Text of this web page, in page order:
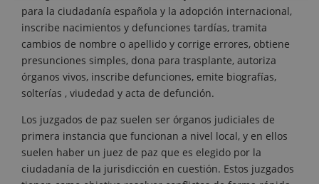
para la ciudadanía española y la adopción internacional,
inscribe nacimientos y defunciones tardías, tramita
cambios de nombre o apellido y corrige errores, obtiene
presunciones simples, dona para trasplante, autoriza
órganos vivos, inscribe defunciones, emite biografías,
solterías , viudedad y acta de defunción.
Los juzgados de paz suelen ser órganos judiciales de
primera instancia que funcionan a nivel local, y en ellos
suelen haber un juez de paz que es elegido por la
ciudadanía de la jurisdicción en cuestión. Estos juzgados